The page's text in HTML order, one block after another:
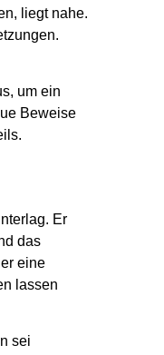
liegt nahe.
, um ein
Beweise
Er
das
eine
lassen
sei